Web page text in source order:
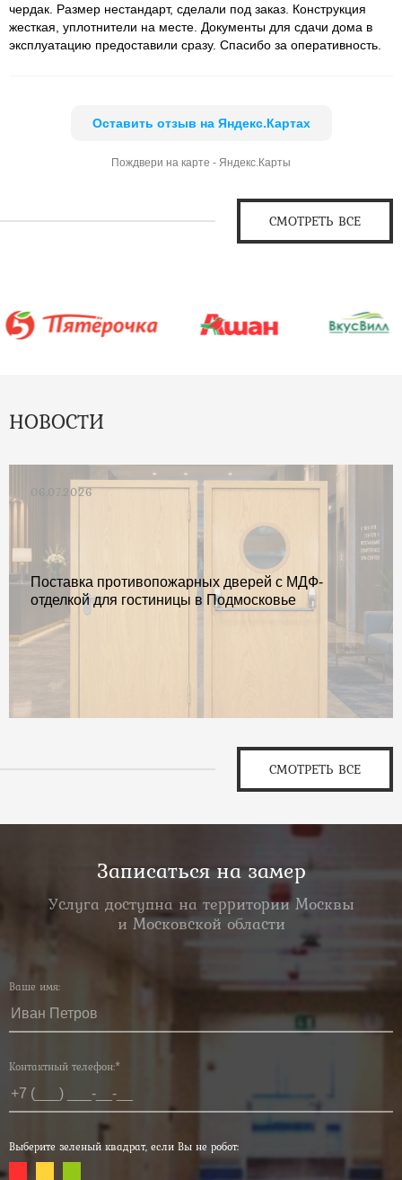
чердак. Размер нестандарт, сделали под заказ. Конструкция
жесткая, уплотнители на месте. Документы для сдачи дома в
эксплуатацию предоставили сразу. Спасибо за оперативность.
Оставить отзыв на Яндекс.Картах
Пождвери на карте - Яндекс.Карты
СМОТРЕТЬ ВСЕ
НОВОСТИ
06.07.2026
Поставка противопожарных дверей с МДФ-
отделкой для гостиницы в Подмосковье
СМОТРЕТЬ ВСЕ
Записаться на замер
Услуга доступна на территории Москвы
и Московской области
Ваше имя:
Контактный телефон:*
Выберите зеленый квадрат, если Вы не робот: